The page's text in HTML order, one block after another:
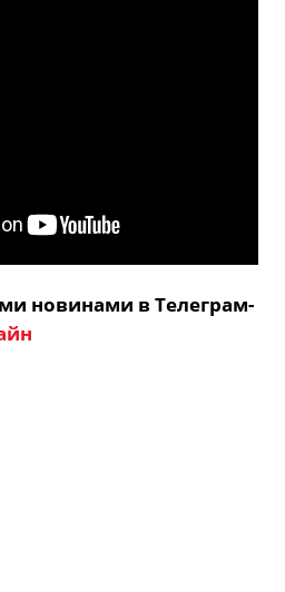
новинами в Телеграм-